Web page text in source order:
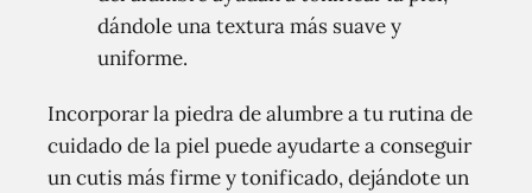
dándole una textura más suave y
uniforme.
Incorporar la piedra de alumbre a tu rutina de
cuidado de la piel puede ayudarte a conseguir
un cutis más firme y tonificado, dejándote un